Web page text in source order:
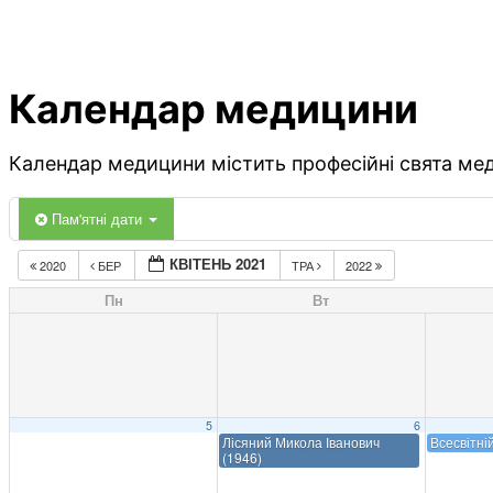
Календар медицини
Календар медицини містить професійні свята
Пам'ятні дати
2020 БЕР КВІТЕНЬ 2021 ТРА 2022
Пн Вт
5 6
Лісяний Микола Іванович
(1946)